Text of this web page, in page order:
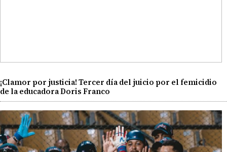
¡Clamor por justicia! Tercer día del juicio por el femicidio
de la educadora Doris Franco